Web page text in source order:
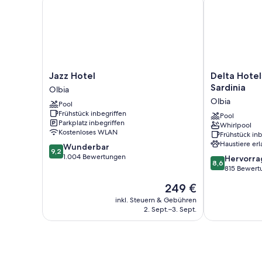
Jazz
Hotel
Olbia
Jazz Hotel
Olbia
Pool
Frühstück inbegriffen
Parkplatz inbegriffen
Kostenloses WLAN
9.2
von
9,2 Wunderbar
1.004 Bewertungen
Der
Preis
beträgt
249 €
inkl. Steuern & Gebühren
2. Sept.–3. Sept.
Delta
Hotels
Marriott
Olbia
Sardinia
Olbia
Delta
Sardinia
Olbia
Pool
Whirlpool
Frühstück
Haustiere
8.6
von
8,6
815